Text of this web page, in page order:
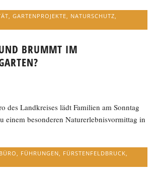
,GARTENPROJEKTE, NATURSCHUTZ,
BRUMMT IM
des Landkreises lädt Familien am Sonntag
einem besonderen Naturerlebnisvormittag in
, FÜHRUNGEN, FÜRSTENFELDBRUCK,